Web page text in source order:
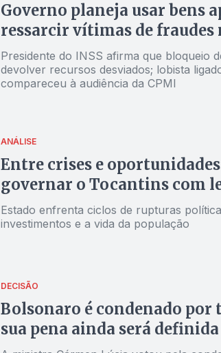
Governo planeja usar bens
ressarcir vítimas de fraudes
Presidente do INSS afirma que bloqueio
devolver recursos desviados; lobista
compareceu à audiência da CPMI
ANÁLISE
Entre crises e
governar o Tocantins com
Estado enfrenta ciclos de rupturas
investimentos e a vida da população
DECISÃO
Bolsonaro é condenado por
sua pena ainda será definida